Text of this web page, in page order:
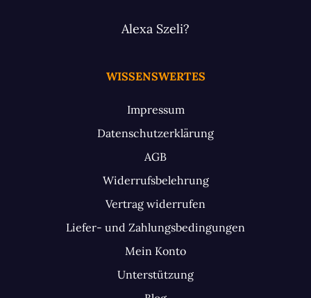
Alexa Szeli?
WISSENSWERTES
Impressum
Datenschutzerklärung
AGB
Widerrufsbelehrung
Vertrag widerrufen
Liefer- und Zahlungsbedingungen
Mein Konto
Unterstützung